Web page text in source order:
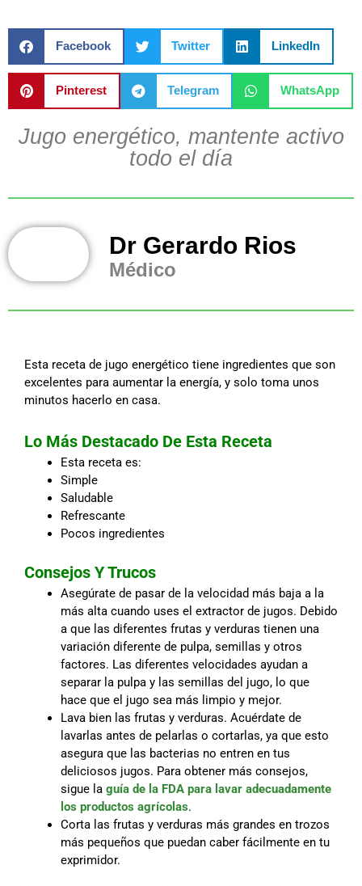
Facebook Twitter LinkedIn
Pinterest Telegram WhatsApp
Jugo energético, mantente activo
todo el día
Dr Gerardo Rios
Médico
Esta receta de jugo energético tiene ingredientes que son
excelentes para aumentar la energía, y solo toma unos
minutos hacerlo en casa.
Lo Más Destacado De Esta Receta
Esta receta es:
Simple
Saludable
Refrescante
Pocos ingredientes
Consejos Y Trucos
Asegúrate de pasar de la velocidad más baja a la
más alta cuando uses el extractor de jugos. Debido
a que las diferentes frutas y verduras tienen una
variación diferente de pulpa, semillas y otros
factores. Las diferentes velocidades ayudan a
separar la pulpa y las semillas del jugo, lo que
hace que el jugo sea más limpio y mejor.
Lava bien las frutas y verduras. Acuérdate de
lavarlas antes de pelarlas o cortarlas, ya que esto
asegura que las bacterias no entren en tus
deliciosos jugos. Para obtener más consejos,
sigue la guía de la FDA para lavar adecuadamente
los productos agrícolas.
Corta las frutas y verduras más grandes en trozos
más pequeños que puedan caber fácilmente en tu
exprimidor.